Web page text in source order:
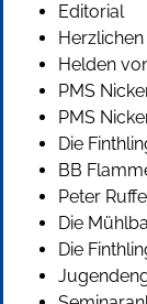
Editorial
Helden
PMS
PMS
Die
BB
Peter
Die
Die